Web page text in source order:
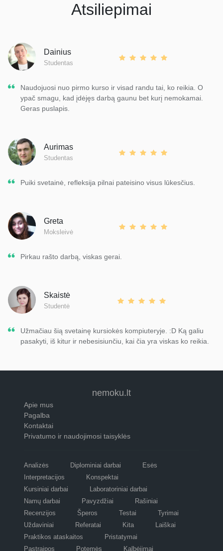
Atsiliepimai
Dainius
Studentas
Naudojuosi nuo pirmo kurso ir visad randu tai, ko reikia. O
ypač smagu, kad įdėjęs darbą gaunu bet kurį nemokamai.
Geras puslapis.
Aurimas
Studentas
Puiki svetainė, refleksija pilnai pateisino visus lūkesčius.
Greta
Moksleivė
Pirkau rašto darbą, viskas gerai.
Skaistė
Studentė
Užmačiau šią svetainę kursiokės kompiuteryje. :D Ką galiu
pasakyti, iš kitur ir nebesisiunčiu, kai čia yra viskas ko reikia.
nemoku.lt
Apie mus
Pagalba
Kontaktai
Privatumo ir naudojimosi taisyklės
Analizės Diplominiai darbai
Esės
Interpretacijos
Konspektai
Kursiniai darbai
Laboratoriniai darbai
Namų darbai
Pavyzdžiai
Rašiniai
Recenzijos
Šperos Testai
Tyrimai
Uždaviniai
Referatai Kita
Laiškai
Praktikos ataskaitos
Pristatymai
Pastraipos
Potemės Kalbėjimai